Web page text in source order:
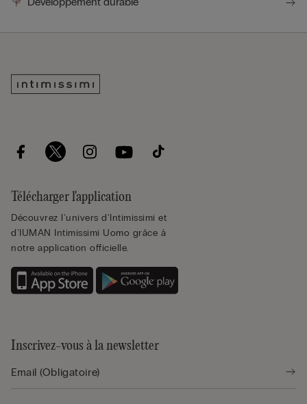
Télécharger l'application
Découvrez l'univers d'Intimissimi et
d'IUMAN Intimissimi Uomo grâce à
notre application officielle.
Inscrivez-vous à la newsletter